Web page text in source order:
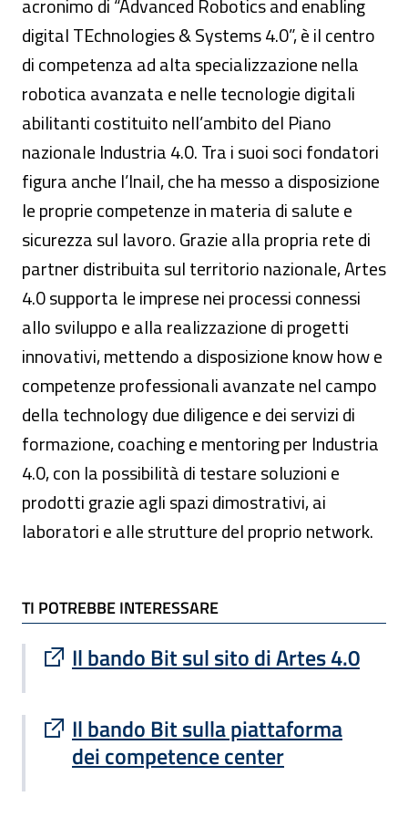
acronimo di “Advanced Robotics and enabling
digital TEchnologies & Systems 4.0”, è il centro
di competenza ad alta specializzazione nella
robotica avanzata e nelle tecnologie digitali
abilitanti costituito nell’ambito del Piano
nazionale Industria 4.0. Tra i suoi soci fondatori
figura anche l’Inail, che ha messo a disposizione
le proprie competenze in materia di salute e
sicurezza sul lavoro. Grazie alla propria rete di
partner distribuita sul territorio nazionale, Artes
4.0 supporta le imprese nei processi connessi
allo sviluppo e alla realizzazione di progetti
innovativi, mettendo a disposizione know how e
competenze professionali avanzate nel campo
della technology due diligence e dei servizi di
formazione, coaching e mentoring per Industria
4.0, con la possibilità di testare soluzioni e
prodotti grazie agli spazi dimostrativi, ai
laboratori e alle strutture del proprio network.
TI POTREBBE INTERESSARE
TI POTREBBE INTERESSARE
Il bando Bit sul sito di Artes 4.0
Sito esterno : apre una nuova finestra
Il bando Bit sulla piattaforma
dei competence center
Sito esterno : apre una nuova finestra